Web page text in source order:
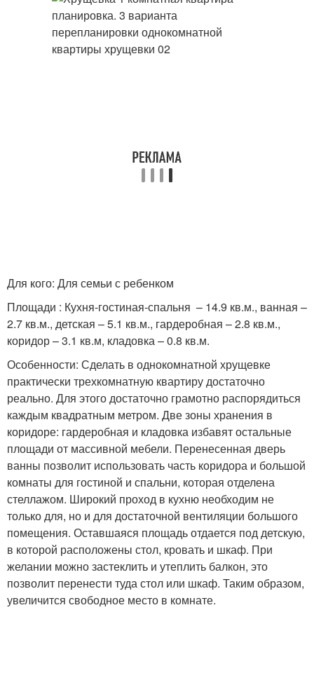
Для кого: Для семьи с ребенком
Площади : Кухня-гостиная-спальня – 14.9 кв.м., ванная –
2.7 кв.м., детская – 5.1 кв.м., гардеробная – 2.8 кв.м.,
коридор – 3.1 кв.м, кладовка – 0.8 кв.м.
Особенности: Сделать в однокомнатной хрущевке
практически трехкомнатную квартиру достаточно
реально. Для этого достаточно грамотно распорядиться
каждым квадратным метром. Две зоны хранения в
коридоре: гардеробная и кладовка избавят остальные
площади от массивной мебели. Перенесенная дверь
ванны позволит использовать часть коридора и большой
комнаты для гостиной и спальни, которая отделена
стеллажом. Широкий проход в кухню необходим не
только для, но и для достаточной вентиляции большого
помещения. Оставшаяся площадь отдается под детскую,
в которой расположены стол, кровать и шкаф. При
желании можно застеклить и утеплить балкон, это
позволит перенести туда стол или шкаф. Таким образом,
увеличится свободное место в комнате.